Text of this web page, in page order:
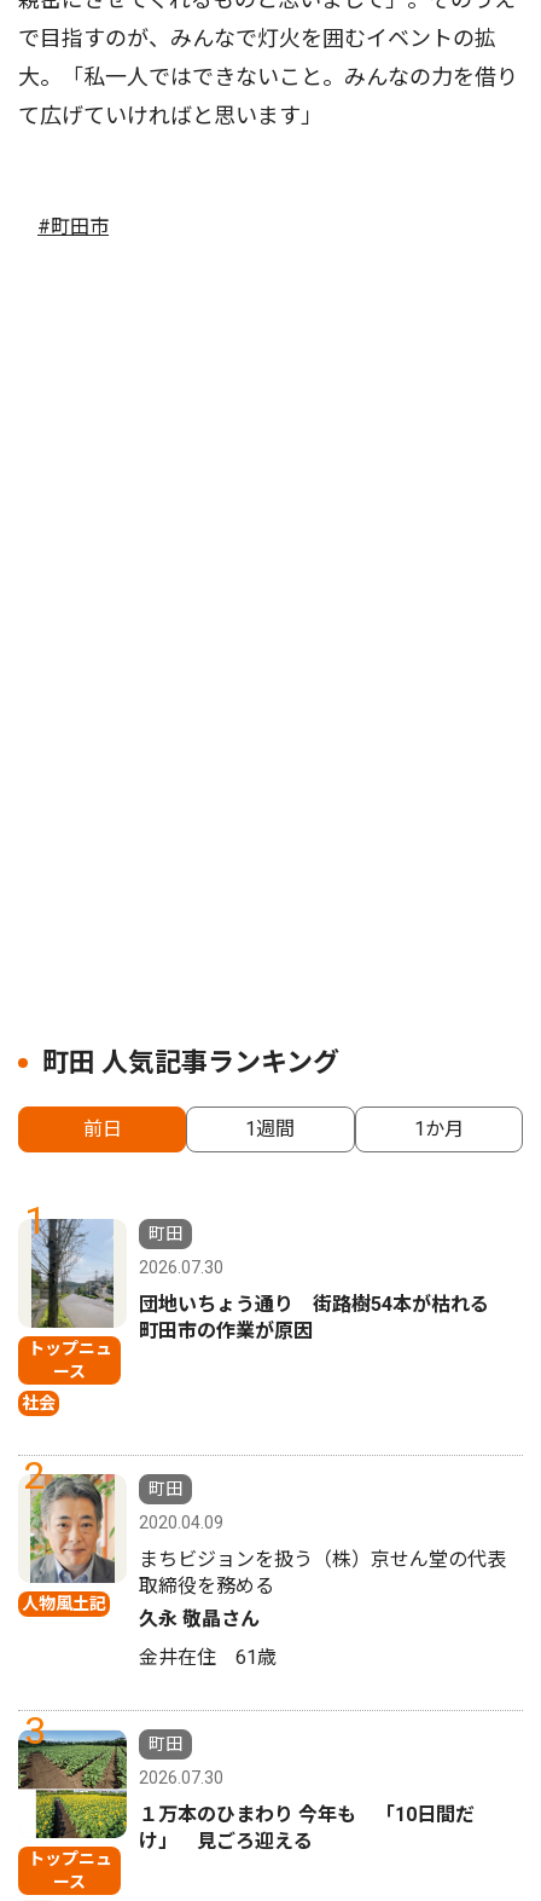
で目指すのが、みんなで灯火を囲むイベントの拡
大。「私一人ではできないこと。みんなの力を借り
て広げていければと思います」
#町田市
町田 人気記事ランキング
前日 1週間 1か月
1
トップニュ
ース
社会
町田
2026.07.30
団地いちょう通り 街路樹54本が枯れる
町田市の作業が原因
2
人物風土記
町田
2020.04.09
まちビジョンを扱う（株）京せん堂の代表
取締役を務める
久永 敬晶さん
金井在住 61歳
3
トップニュ
ース
町田
2026.07.30
１万本のひまわり 今年も 「10日間だ
け」 見ごろ迎える